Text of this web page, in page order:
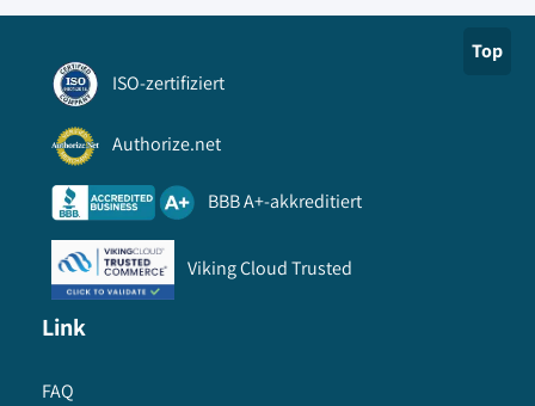
Top
ISO-zertifiziert
Authorize.net
BBB A+-akkreditiert
Viking Cloud Trusted
Link
FAQ